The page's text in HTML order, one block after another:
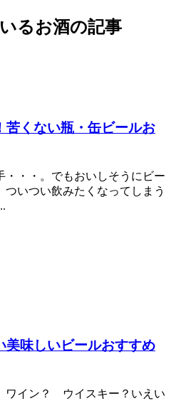
るお酒の記事
苦くない瓶・缶ビールお
・・・。でもおいしそうにビー
いつい飲みたくなってしまう
美味しいビールおすすめ
ワイン？ ウイスキー？いえい